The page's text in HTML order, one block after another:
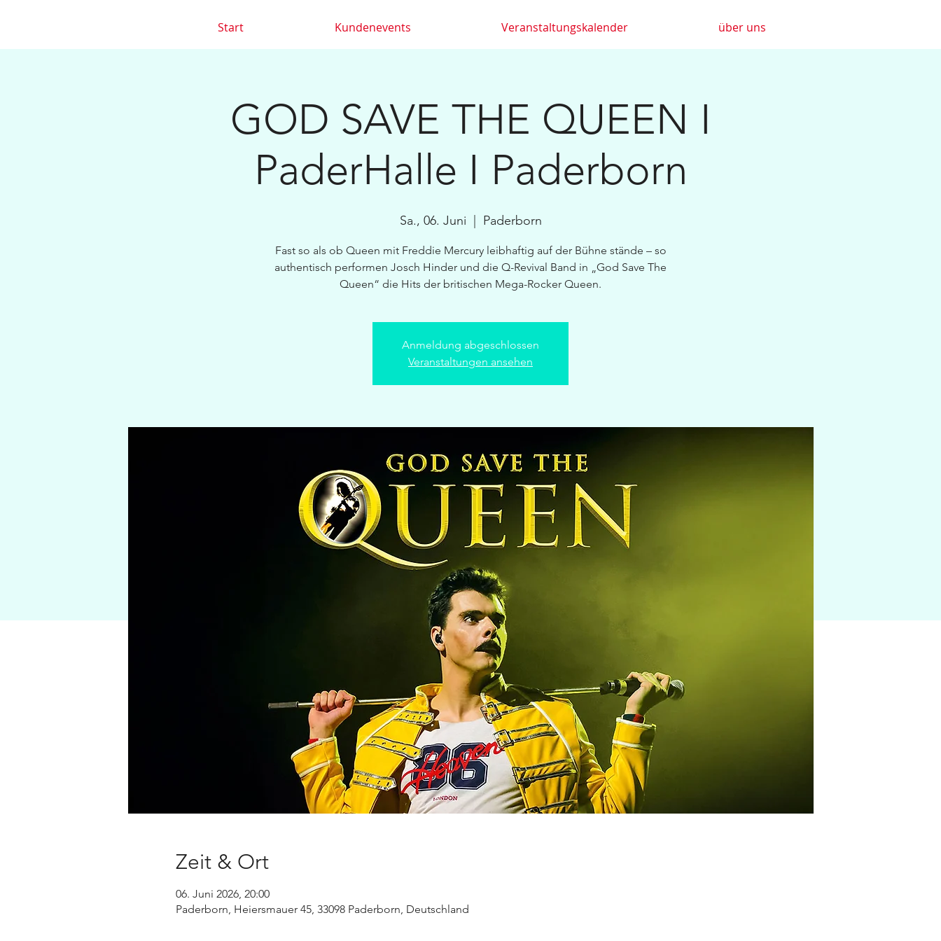
Start Kundenevents Veranstaltungskalender über uns
GOD SAVE THE QUEEN I
PaderHalle I Paderborn
Sa., 06. Juni Paderborn
Fast so als ob Queen mit Freddie Mercury leibhaftig auf der Bühne stände – so
authentisch performen Josch Hinder und die Q-Revival Band in „God Save The
Queen“ die Hits der britischen Mega-Rocker Queen.
Anmeldung abgeschlossen
Veranstaltungen ansehen
Zeit & Ort
06. Juni 2026, 20:00
Paderborn, Heiersmauer 45, 33098 Paderborn, Deutschland